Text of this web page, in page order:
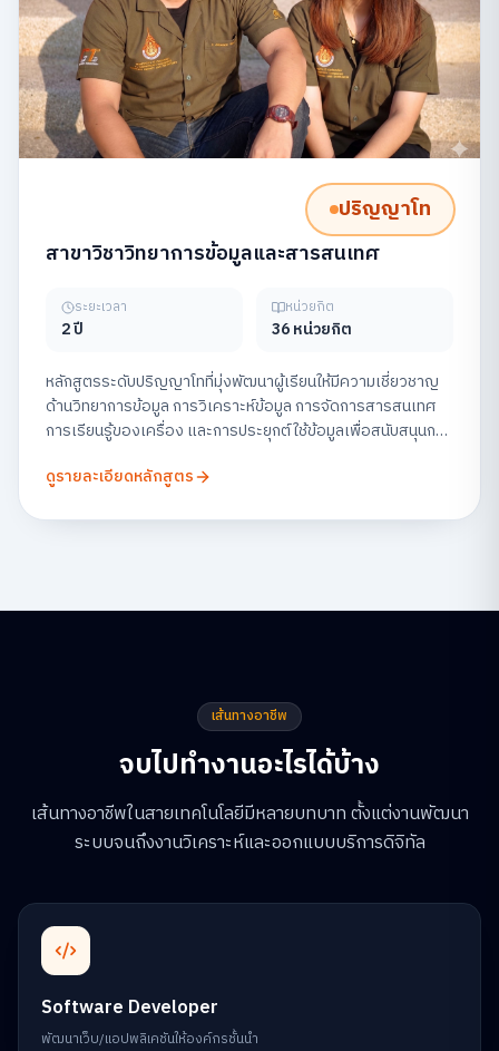
ปริญญาโท
สาขาวิชาวิทยาการข้อมูลและสารสนเทศ
ระยะเวลา
2 ปี
หน่วยกิต
36 หน่วยกิต
หลักสูตรระดับปริญญาโทที่มุ่งพัฒนาผู้เรียนให้มีความเชี่ยวชาญ
ด้านวิทยาการข้อมูล การวิเคราะห์ข้อมูล การจัดการสารสนเทศ
การเรียนรู้ของเครื่อง และการประยุกต์ใช้ข้อมูลเพื่อสนับสนุนการ
นวัตกรรมข้อมูลอย่างมีจริยธรรม
ดูรายละเอียดหลักสูตร
เส้นทางอาชีพ
จบไปทำงานอะไรได้บ้าง
เส้นทางอาชีพในสายเทคโนโลยีมีหลายบทบาท ตั้งแต่งานพัฒนา
ระบบจนถึงงานวิเคราะห์และออกแบบบริการดิจิทัล
Software Developer
พัฒนาเว็บ/แอปพลิเคชันให้องค์กรชั้นนำ